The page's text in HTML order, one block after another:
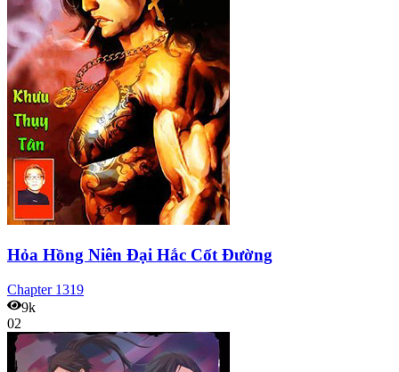
Hỏa Hồng Niên Đại Hắc Cốt Đường
Chapter 1319
9k
02